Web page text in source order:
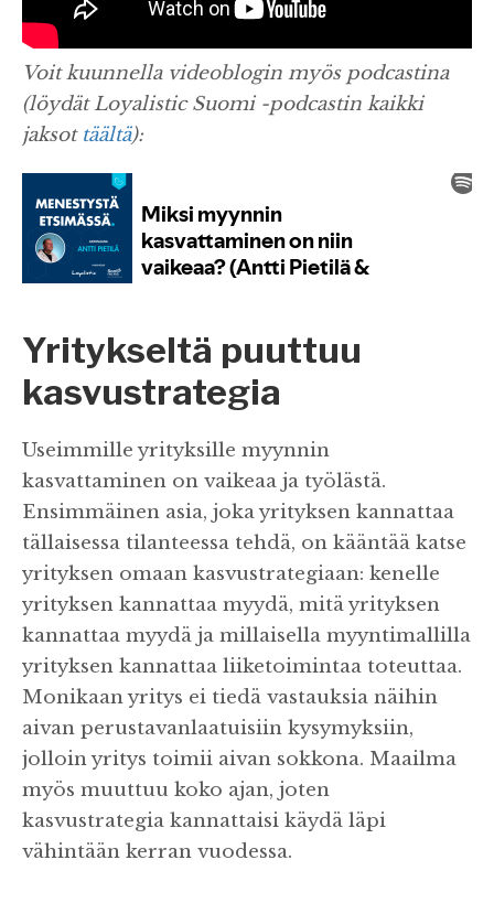
Voit kuunnella videoblogin myös podcastina
(löydät Loyalistic Suomi -podcastin kaikki
jaksot täältä):
Yritykseltä puuttuu
kasvustrategia
Useimmille yrityksille myynnin
kasvattaminen on vaikeaa ja työlästä.
Ensimmäinen asia, joka yrityksen kannattaa
tällaisessa tilanteessa tehdä, on kääntää katse
yrityksen omaan kasvustrategiaan: kenelle
yrityksen kannattaa myydä, mitä yrityksen
kannattaa myydä ja millaisella myyntimallilla
yrityksen kannattaa liiketoimintaa toteuttaa.
Monikaan yritys ei tiedä vastauksia näihin
aivan perustavanlaatuisiin kysymyksiin,
jolloin yritys toimii aivan sokkona. Maailma
myös muuttuu koko ajan, joten
kasvustrategia kannattaisi käydä läpi
vähintään kerran vuodessa.